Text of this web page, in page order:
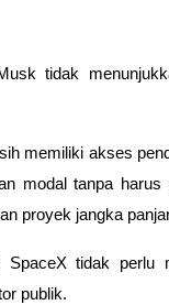
tidak
memiliki akses
modal tanpa
proyek jangka
tidak perlu
publik.